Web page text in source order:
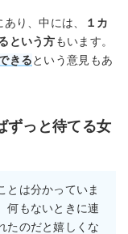
り、中には、
１カ
という方もいます。
きるという意見もあ
ずっと待てる女
とは分かっていま
何もないときに連
たのだと嬉しくな